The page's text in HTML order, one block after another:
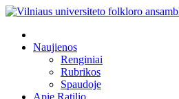
Naujienos
Renginiai
Rubrikos
Spaudoje
Apie Ratilio